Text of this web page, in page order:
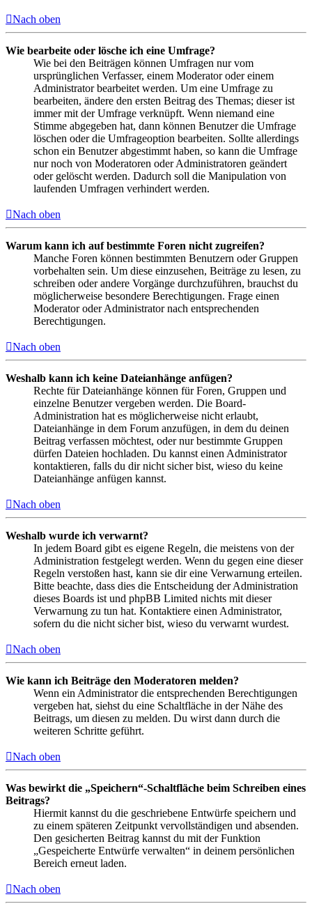
Nach oben
Wie bearbeite oder lösche ich eine Umfrage?
Wie bei den Beiträgen können Umfragen nur vom
ursprünglichen Verfasser, einem Moderator oder einem
Administrator bearbeitet werden. Um eine Umfrage zu
bearbeiten, ändere den ersten Beitrag des Themas; dieser ist
immer mit der Umfrage verknüpft. Wenn niemand eine
Stimme abgegeben hat, dann können Benutzer die Umfrage
löschen oder die Umfrageoption bearbeiten. Sollte allerdings
schon ein Benutzer abgestimmt haben, so kann die Umfrage
nur noch von Moderatoren oder Administratoren geändert
oder gelöscht werden. Dadurch soll die Manipulation von
laufenden Umfragen verhindert werden.
Nach oben
Warum kann ich auf bestimmte Foren nicht zugreifen?
Manche Foren können bestimmten Benutzern oder Gruppen
vorbehalten sein. Um diese einzusehen, Beiträge zu lesen, zu
schreiben oder andere Vorgänge durchzuführen, brauchst du
möglicherweise besondere Berechtigungen. Frage einen
Moderator oder Administrator nach entsprechenden
Berechtigungen.
Nach oben
Weshalb kann ich keine Dateianhänge anfügen?
Rechte für Dateianhänge können für Foren, Gruppen und
einzelne Benutzer vergeben werden. Die Board-
Administration hat es möglicherweise nicht erlaubt,
Dateianhänge in dem Forum anzufügen, in dem du deinen
Beitrag verfassen möchtest, oder nur bestimmte Gruppen
dürfen Dateien hochladen. Du kannst einen Administrator
kontaktieren, falls du dir nicht sicher bist, wieso du keine
Dateianhänge anfügen kannst.
Nach oben
Weshalb wurde ich verwarnt?
In jedem Board gibt es eigene Regeln, die meistens von der
Administration festgelegt werden. Wenn du gegen eine dieser
Regeln verstoßen hast, kann sie dir eine Verwarnung erteilen.
Bitte beachte, dass dies die Entscheidung der Administration
dieses Boards ist und phpBB Limited nichts mit dieser
Verwarnung zu tun hat. Kontaktiere einen Administrator,
sofern du die nicht sicher bist, wieso du verwarnt wurdest.
Nach oben
Wie kann ich Beiträge den Moderatoren melden?
Wenn ein Administrator die entsprechenden Berechtigungen
vergeben hat, siehst du eine Schaltfläche in der Nähe des
Beitrags, um diesen zu melden. Du wirst dann durch die
weiteren Schritte geführt.
Nach oben
Was bewirkt die „Speichern“-Schaltfläche beim Schreiben eines
Beitrags?
Hiermit kannst du die geschriebene Entwürfe speichern und
zu einem späteren Zeitpunkt vervollständigen und absenden.
Den gesicherten Beitrag kannst du mit der Funktion
„Gespeicherte Entwürfe verwalten“ in deinem persönlichen
Bereich erneut laden.
Nach oben